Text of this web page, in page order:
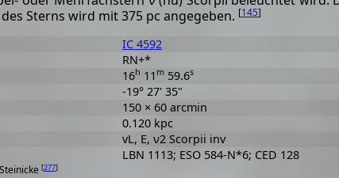
Sterns wird mit 375 pc angegeben. [145]
[277]
IC 4592
RN+*
16h 11 m59.6s
-19° 27' 35"
150 × 60 arcmin
0.120 kpc
vL, E, ν2 Scorpii inv
LBN 1113; ESO 584-N*6; CED 128